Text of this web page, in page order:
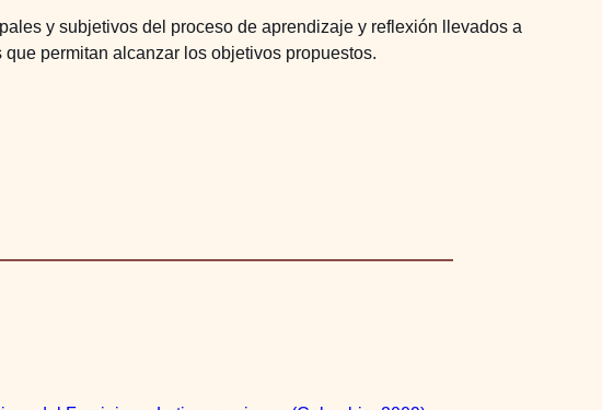
y subjetivos del proceso de aprendizaje y reflexión llevados a
permitan alcanzar los objetivos propuestos.